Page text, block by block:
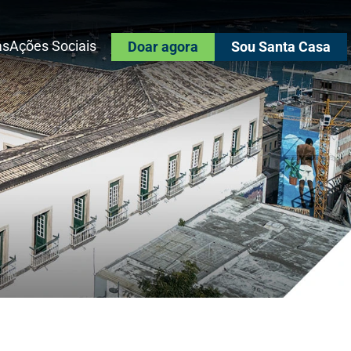
Ações Sociais Doar agora Sou Santa Casa